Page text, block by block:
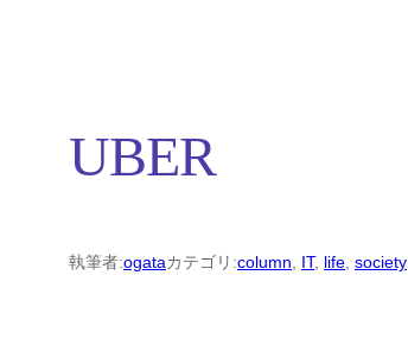
UBER
執筆者:ogataカテゴリ:column IT, life society